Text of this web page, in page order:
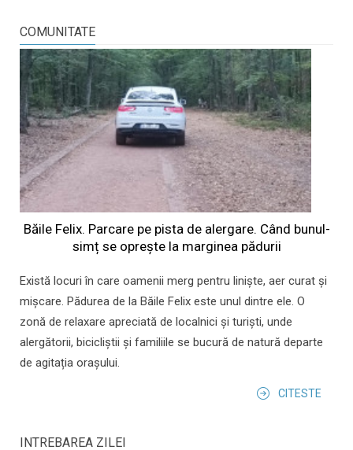
COMUNITATE
Băile Felix. Parcare pe pista de alergare. Când bunul-
simț se oprește la marginea pădurii
Există locuri în care oamenii merg pentru liniște, aer curat și
mișcare. Pădurea de la Băile Felix este unul dintre ele. O
zonă de relaxare apreciată de localnici și turiști, unde
alergătorii, bicicliștii și familiile se bucură de natură departe
de agitația orașului.
CITESTE
INTREBAREA ZILEI